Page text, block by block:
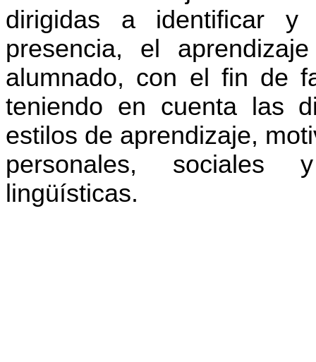
dirigidas a identificar
presencia, el
alumnado, con el fin de
teniendo en cuenta las
estilos de aprendizaje,
personales, sociales
lingüísticas.